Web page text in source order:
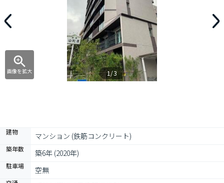
画像を拡大 1/3
建物 マンション (鉄筋コンクリート)
築年数 築6年 (2020年)
駐車場 空無